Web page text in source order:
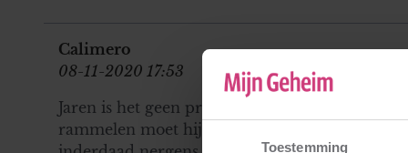
Toestemming
Calimero
08-11-2020 17:53
Jaren is het geen probleem maar omdat jouw
rammelen moet hij zich gaan aanpassen aan